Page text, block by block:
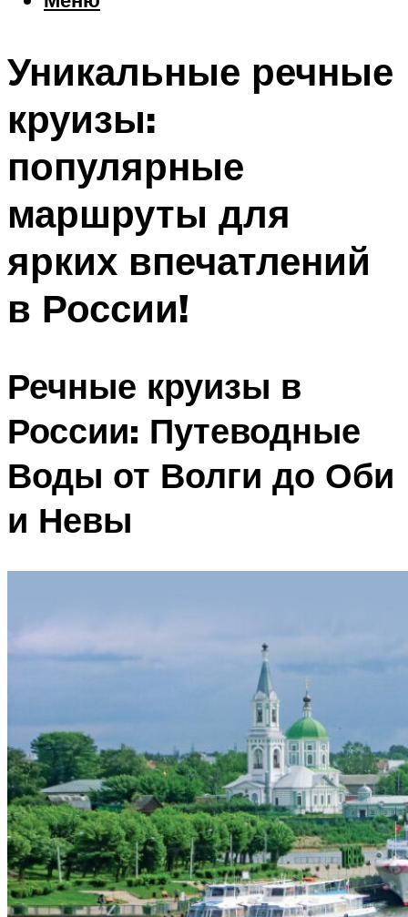
Шоппинг
Меню
Уникальные речные
круизы:
популярные
маршруты для
ярких впечатлений
в России!
Речные круизы в
России: Путеводные
Воды от Волги до Оби
и Невы